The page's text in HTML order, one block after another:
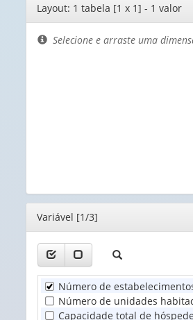
Editor
de
layout
Layout: 1 tabela [1 x 1] - 1 valor
Selecione e arraste uma
Editor
Variável [1/3]
Número de
Número de unidades
Capacidade total de